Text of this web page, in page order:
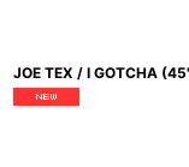
JOE TEX / I GOTCHA